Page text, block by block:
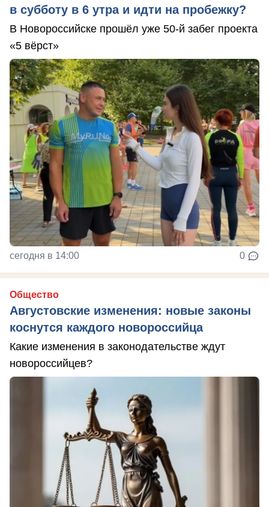
в субботу в 6 утра и идти на пробежку?
В Новороссийске прошёл уже 50-й забег проекта
«5 вёрст»
сегодня в 14:00 0
Общество
Августовские изменения: новые законы
коснутся каждого новороссийца
Какие изменения в законодательстве ждут
новороссийцев?